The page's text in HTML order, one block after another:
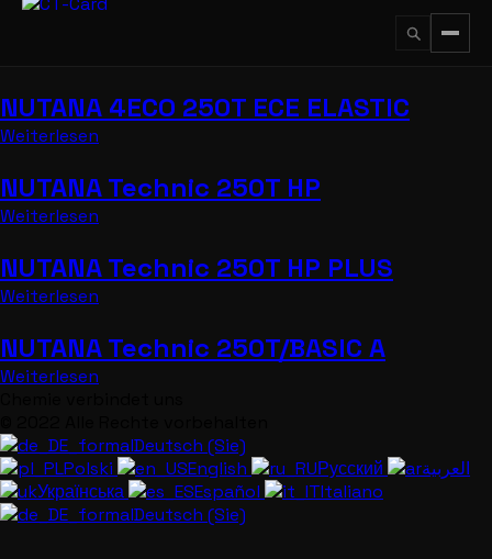
Zum
ESC
NUTANA 4ECO 250T ECE ELASTIC
Weiterlesen
NUTANA Technic 250T HP
Weiterlesen
NUTANA Technic 250T HP PLUS
Weiterlesen
NUTANA Technic 250T/BASIC A
Weiterlesen
Deutsch (Sie)
Polski
English Русский
العربية
Українська
Español
Italiano
Deutsch (Sie)